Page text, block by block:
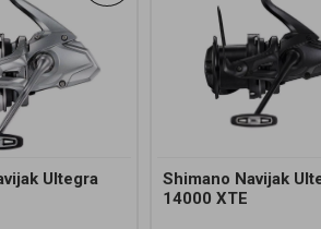
Ultegra
Shimano Navijak
14000 XTE